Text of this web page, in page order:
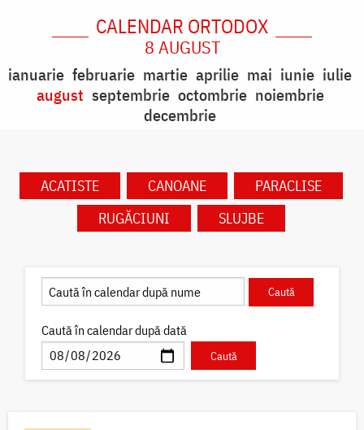
CALENDAR ORTODOX
8 AUGUST
ianuarie februarie martie aprilie mai iunie iulie
august septembrie octombrie noiembrie
decembrie
ACATISTE CANOANE
PARACLISE
RUGĂCIUNI
SLUJBE
Caută în calendar după dată